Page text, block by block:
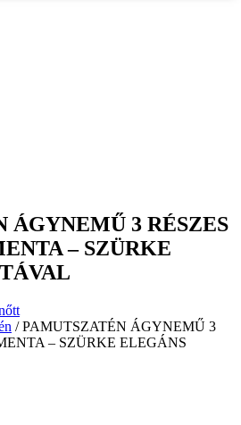
ÁGYNEMŰ 3 RÉSZES
– SZÜRKE
/ PAMUTSZATÉN ÁGYNEMŰ 3
– SZÜRKE ELEGÁNS